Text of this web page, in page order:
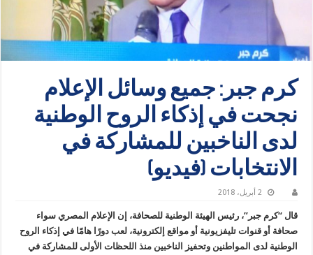
كرم جبر: جميع وسائل الإعلام
نجحت في إذكاء الروح الوطنية
لدى الناخبين للمشاركة في
الانتخابات (فيديو)
2 أبريل، 2018
قال “كرم جبر”، رئيس الهيئة الوطنية للصحافة، إن الإعلام المصري سواء
صحافة أو قنوات تليفزيونية أو مواقع إلكترونية، لعب دورًا هامًا في إذكاء الروح
الوطنية لدى المواطنين وتحفيز الناخبين منذ اللحظات الأولى للمشاركة في